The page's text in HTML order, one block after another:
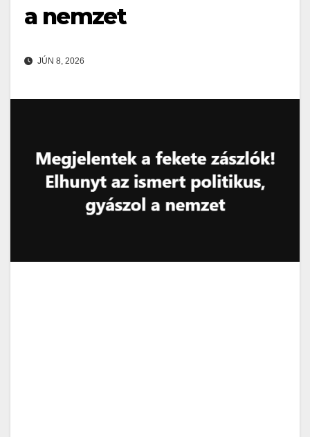
a nemzet
JÚN 8, 2026